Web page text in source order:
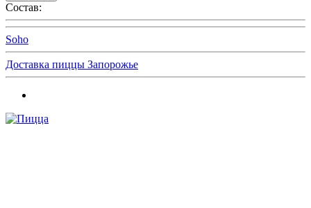
Состав:
Soho
Доставка пиццы Запорожье